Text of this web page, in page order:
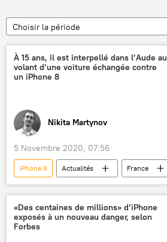
Choisir la période
À 15 ans, il est interpellé dans l’Aude au
volant d’une voiture échangée contre
un iPhone 8
Nikita Martynov
5 Novembre 2020, 07:56
iPhone 8 Actualités
France
Aude
police faits divers
«Des centaines de millions» d’iPhone
exposés à un nouveau danger, selon
Forbes